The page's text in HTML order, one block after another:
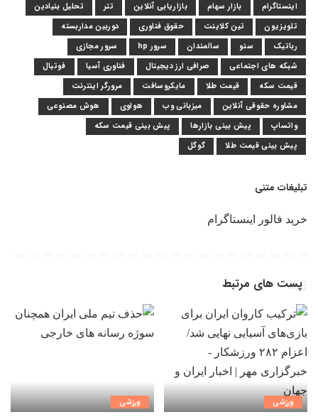
اینستاگرام
بازار سهام بازاریابی آنلاین تتر
تحلیل بنیادین
تلویزیون
تین کلاینت حقوق فناوری
دوربین مداربسته
رباتیک
سئو سالمندان سرور hp
سرور مجازی
شبکه های اجتماعی
صرافی ارز دیجیتال فناوری آسیا
فوتبال
قیمت سکه
قیمت طلا مایکروسافت
مرورگر اینترنت
مشاوره حقوقی آنلاین
میزبانی وب هواوی
هوش مصنوعی
واتساپ
پیش بینی بازارها
پیش بینی قیمت سکه
پیش بینی قیمت طلا
گوگل
تبلیغات متنی
خرید فالور اینستاگرام
پست های مرتبط
ورزشی ورزشی